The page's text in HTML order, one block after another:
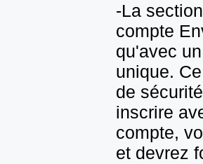
-La
compte
qu'avec
unique.
de
inscrire
compte,
et devrez